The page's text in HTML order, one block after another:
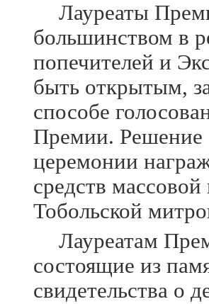
Лауреаты
большинством в
попечителей и
быть открытым,
способе
Премии. Решение
церемонии
средств
Тобольской
Лауреатам
состоящие из
свидетельства о